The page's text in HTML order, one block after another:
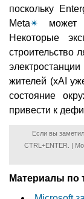
поскольку
Meta✴ может
Некоторые
строительство
жителей (xAI
состояние
привести к
Если вы
CTRL+ENTER. |
Материалы по